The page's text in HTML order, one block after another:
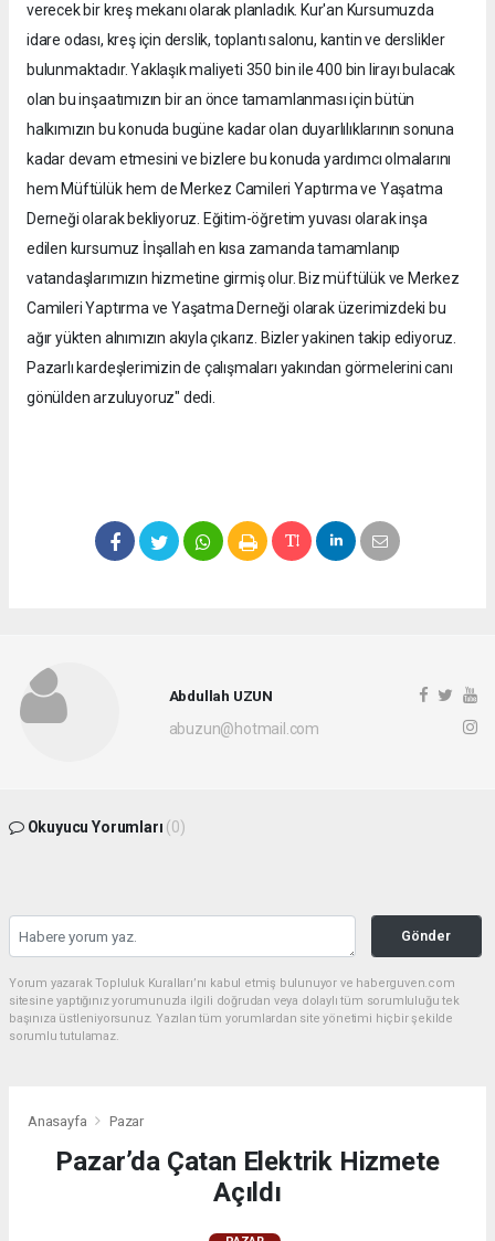
verecek bir kreş mekanı olarak planladık. Kur'an Kursumuzda
idare odası, kreş için derslik, toplantı salonu, kantin ve derslikler
bulunmaktadır. Yaklaşık maliyeti 350 bin ile 400 bin lirayı bulacak
olan bu inşaatımızın bir an önce tamamlanması için bütün
halkımızın bu konuda bugüne kadar olan duyarlılıklarının sonuna
kadar devam etmesini ve bizlere bu konuda yardımcı olmalarını
hem Müftülük hem de Merkez Camileri Yaptırma ve Yaşatma
Derneği olarak bekliyoruz. Eğitim-öğretim yuvası olarak inşa
edilen kursumuz İnşallah en kısa zamanda tamamlanıp
vatandaşlarımızın hizmetine girmiş olur. Biz müftülük ve Merkez
Camileri Yaptırma ve Yaşatma Derneği olarak üzerimizdeki bu
ağır yükten alnımızın akıyla çıkarız. Bizler yakinen takip ediyoruz.
Pazarlı kardeşlerimizin de çalışmaları yakından görmelerini canı
gönülden arzuluyoruz" dedi.
Abdullah UZUN
abuzun@hotmail.com
Okuyucu Yorumları (0)
Gönder
Yorum yazarak Topluluk Kuralları’nı kabul etmiş bulunuyor ve haberguven.com
sitesine yaptığınız yorumunuzla ilgili doğrudan veya dolaylı tüm sorumluluğu tek
başınıza üstleniyorsunuz. Yazılan tüm yorumlardan site yönetimi hiçbir şekilde
sorumlu tutulamaz.
Anasayfa Pazar
Pazar’da Çatan Elektrik Hizmete
Açıldı